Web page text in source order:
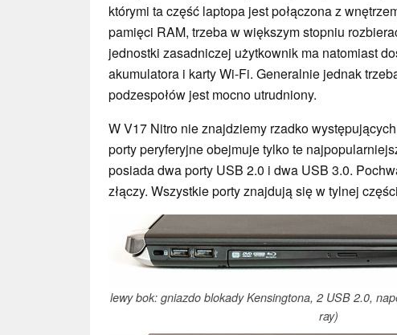
którymi ta część laptopa jest połączona z
pamięci RAM, trzeba w większym stopniu
jednostki zasadniczej użytkownik ma natomiast
akumulatora i karty Wi-Fi. Generalnie jednak
podzespołów jest mocno utrudniony.
W V17 Nitro nie znajdziemy rzadko
porty peryferyjne obejmuje tylko te
posiada dwa porty USB 2.0 i dwa USB 3.0.
złączy. Wszystkie porty znajdują się w tylnej
lewy bok: gniazdo blokady Kensingtona, 2 USB 2.0,
ray)